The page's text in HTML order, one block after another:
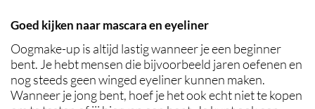
Goed kijken naar mascara en eyeliner
Oogmake-up is altijd lastig wanneer je een beginner
bent. Je hebt mensen die bijvoorbeeld jaren oefenen en
nog steeds geen winged eyeliner kunnen maken.
Wanneer je jong bent, hoef je het ook echt niet te kopen